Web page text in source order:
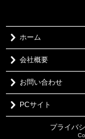
ホーム
会社概要
お問い合わせ
PCサイト
プライバ